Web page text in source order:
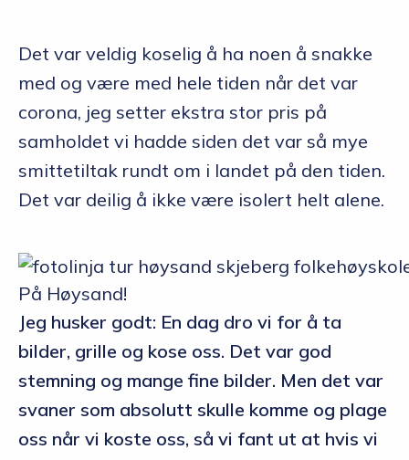
Det var veldig koselig å ha noen å snakke
med og være med hele tiden når det var
corona, jeg setter ekstra stor pris på
samholdet vi hadde siden det var så mye
smittetiltak rundt om i landet på den tiden.
Det var deilig å ikke være isolert helt alene.
På Høysand!
Jeg husker godt: En dag dro vi for å ta
bilder, grille og kose oss. Det var god
stemning og mange fine bilder. Men det var
svaner som absolutt skulle komme og plage
oss når vi koste oss, så vi fant ut at hvis vi